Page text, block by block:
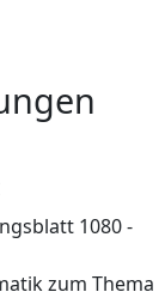
1080 -
zum Thema